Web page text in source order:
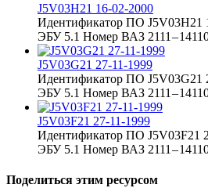
J5V03H21 16-02-2000
Идентификатор ПО J5V03H21
ЭБУ 5.1 Номер ВАЗ 2111 –
J5V03G21 27-11-1999
Идентификатор ПО J5V03G21
ЭБУ 5.1 Номер ВАЗ 2111 –
J5V03F21 27-11-1999
Идентификатор ПО J5V03F21
ЭБУ 5.1 Номер ВАЗ 2111 –
Поделиться этим ресурсом